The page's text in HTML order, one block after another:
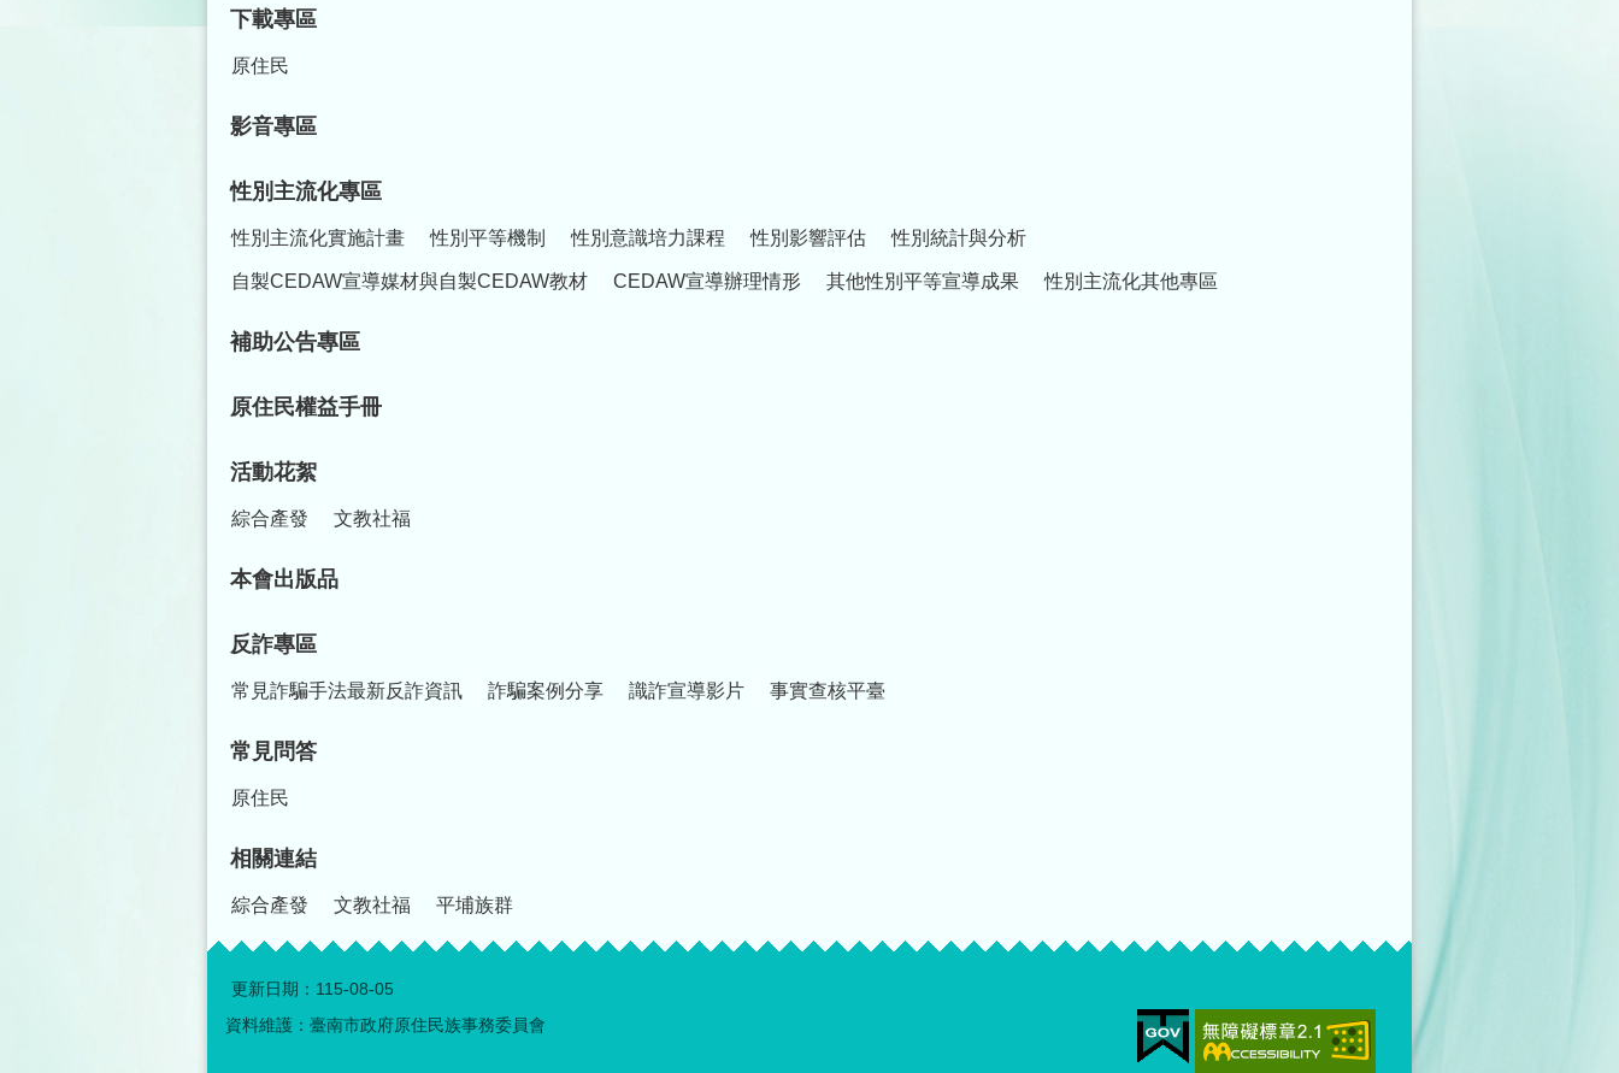
下載專區
原住民
影音專區
性別主流化專區
性別主流化實施計畫 性別平等機制 性別意識培力課程 性別影響評估 性別統計與分析
自製CEDAW宣導媒材與自製CEDAW教材 CEDAW宣導辦理情形 其他性別平等宣導成果 性別主流化其他專區
補助公告專區
原住民權益手冊
活動花絮
綜合產發 文教社福
本會出版品
反詐專區
常見詐騙手法最新反詐資訊 詐騙案例分享 識詐宣導影片 事實查核平臺
常見問答
原住民
相關連結
綜合產發 文教社福 平埔族群
更新日期： 115-08-05
資料維護：臺南市政府原住民族事務委員會